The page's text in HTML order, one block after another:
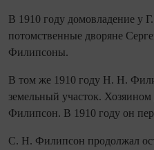
В 1910 году домовладение у
потомственные дворяне
Филипсоны.
В том же 1910 году Н. Н.
земельный участок.
Филипсон. В 1910 году он
С. Н. Филипсон продолжал